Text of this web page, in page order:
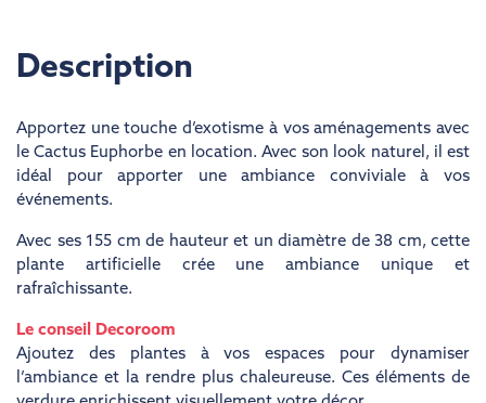
Description
Apportez une touche d’exotisme à vos aménagements avec
le Cactus Euphorbe en location. Avec son look naturel, il est
idéal pour apporter une ambiance conviviale à vos
événements.
Avec ses 155 cm de hauteur et un diamètre de 38 cm, cette
plante artificielle crée une ambiance unique et
rafraîchissante.
Le conseil Decoroom
Ajoutez des plantes à vos espaces pour dynamiser
l’ambiance et la rendre plus chaleureuse. Ces éléments de